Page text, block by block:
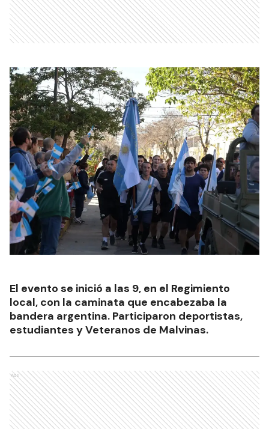
El evento se inició a las 9, en el Regimiento
local, con la caminata que encabezaba la
bandera argentina. Participaron deportistas,
estudiantes y Veteranos de Malvinas.
Ads